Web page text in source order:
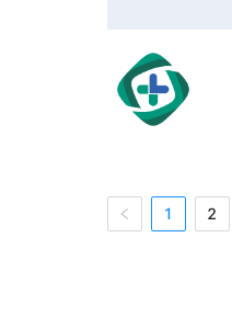
1 2